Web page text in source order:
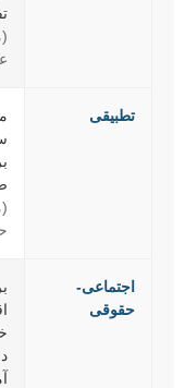
تطبیقی
اجتماعی-
حقوقی